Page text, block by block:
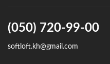
(050) 720-99-00
softloft.kh@gmail.com